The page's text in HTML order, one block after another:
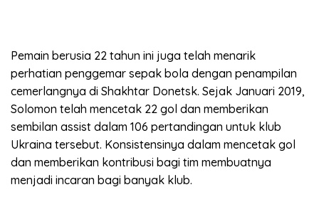
Pemain berusia 22 tahun ini juga telah menarik
perhatian penggemar sepak bola dengan penampilan
cemerlangnya di Shakhtar Donetsk. Sejak Januari 2019,
Solomon telah mencetak 22 gol dan memberikan
sembilan assist dalam 106 pertandingan untuk klub
Ukraina tersebut. Konsistensinya dalam mencetak gol
dan memberikan kontribusi bagi tim membuatnya
menjadi incaran bagi banyak klub.